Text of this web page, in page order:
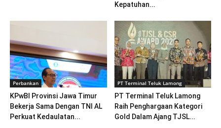
Kepatuhan...
Perbankan
KPwBI Provinsi Jawa Timur
Bekerja Sama Dengan TNI AL
Perkuat Kedaulatan...
PT Terminal Teluk Lamong
PT Terminal Teluk Lamong
Raih Penghargaan Kategori
Gold Dalam Ajang TJSL...